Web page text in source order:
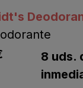
8 uds.